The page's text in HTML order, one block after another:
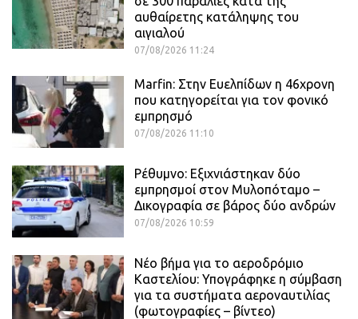
αυθαίρετης κατάληψης του
αιγιαλού
07/08/2026 11:24
Marfin: Στην Ευελπίδων η 46χρονη
που κατηγορείται για τον φονικό
εμπρησμό
07/08/2026 11:10
Ρέθυμνο: Εξιχνιάστηκαν δύο
εμπρησμοί στον Μυλοπόταμο –
Δικογραφία σε βάρος δύο ανδρών
07/08/2026 10:59
Νέο βήμα για το αεροδρόμιο
Καστελίου: Υπογράφηκε η σύμβαση
για τα συστήματα αεροναυτιλίας
(φωτογραφίες – βίντεο)